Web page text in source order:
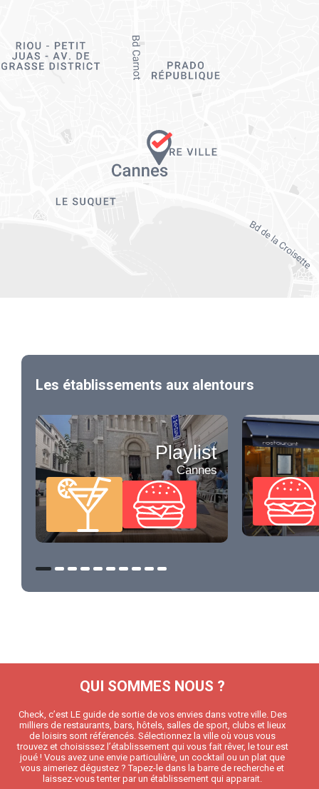
Les établissements aux alentours
Playlist
Cannes
QUI SOMMES NOUS ?
Check, c’est LE guide de sortie de vos envies dans votre ville. Des
milliers de restaurants, bars, hôtels, salles de sport, clubs et lieux
de loisirs sont référencés. Sélectionnez la ville où vous vous
trouvez et choisissez l’établissement qui vous fait rêver, le tour est
joué ! Vous avez une envie particulière, un cocktail ou un plat que
vous aimeriez dégustez ? Tapez-le dans la barre de recherche et
laissez-vous tenter par un établissement qui apparait.